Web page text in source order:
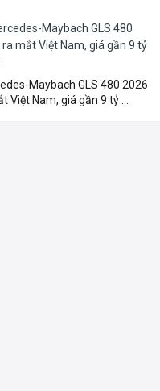
Maybach GLS 480 2026
Việt Nam, giá gần 9 tỷ ...